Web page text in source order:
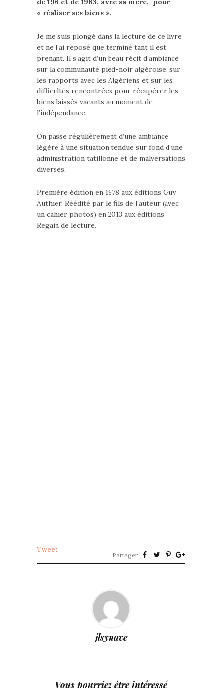
de 196 et de 1963, avec sa mère, pour
« réaliser ses biens ».
Je me suis plongé dans la lecture de ce livre
et ne l’ai reposé que terminé tant il est
prenant. Il s’agit d’un beau récit d’ambiance
sur la communauté pied-noir algéroise, sur
les rapports avec les Algériens et sur les
difficultés rencontrées pour récupérer les
biens laissés vacants au moment de
l’indépendance.
On passe régulièrement d’une ambiance
légère à une situation tendue sur fond d’une
administration tatillonne et de malversations
diverses.
Première édition en 1978 aux éditions Guy
Authier. Réédité par le fils de l’auteur (avec
un cahier photos) en 2013 aux éditions
Regain de lecture.
Tweet
Partager
jlsynave
Vous pourriez être intéressé